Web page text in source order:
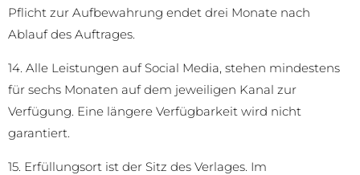
Pflicht zur Aufbewahrung endet drei Monate nach
Ablauf des Auftrages.
14. Alle Leistungen auf Social Media, stehen mindestens
für sechs Monaten auf dem jeweiligen Kanal zur
Verfügung. Eine längere Verfügbarkeit wird nicht
garantiert.
15. Erfüllungsort ist der Sitz des Verlages. Im